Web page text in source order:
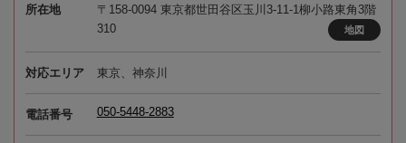
所在地
〒158-0094 東京都世田谷区玉川3-11-1柳小路東角3階
310
地図
対応エリア 東京、神奈川
電話番号 050-5448-2883